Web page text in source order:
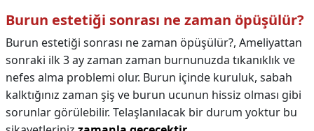
Burun estetiği sonrası ne zaman öpüşülür?
Burun estetiği sonrası ne zaman öpüşülür?, Ameliyattan
sonraki ilk 3 ay zaman zaman burnunuzda tıkanıklık ve
nefes alma problemi olur. Burun içinde kuruluk, sabah
kalktığınız zaman şiş ve burun ucunun hissiz olması gibi
sorunlar görülebilir. Telaşlanılacak bir durum yoktur bu